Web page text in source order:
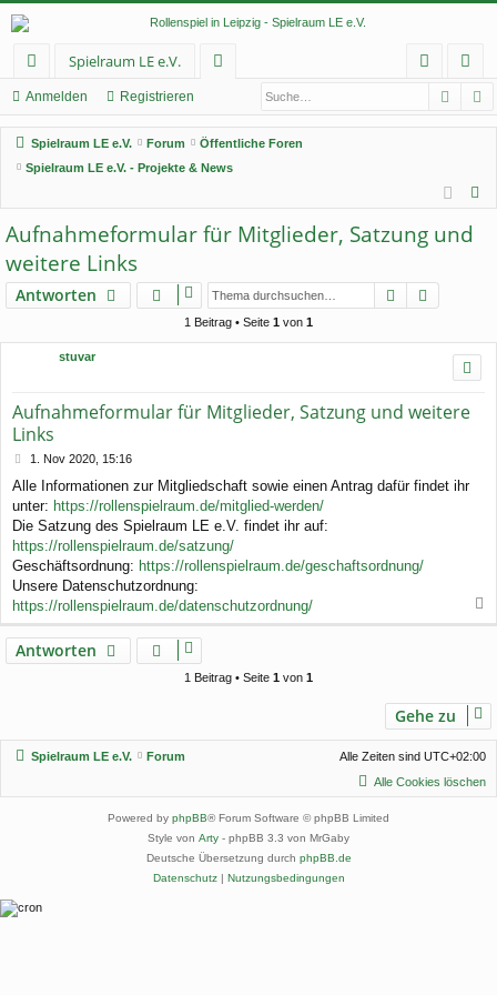
ch
ne
llz
rif
f
Spielraum LE e.V.
en
m
n
ist
re
n
Anmelden Registrieren
Spielraum LE e.V. Forum
Öffentliche Foren
Spielraum LE e.V. - Projekte & News
Aufnahmeformular für Mitglieder, Satzung und
weitere Links
Antworten Suche
1 Beitrag • Seite 1 von 1
stuvar
Aufnahmeformular für Mitglieder, Satzung und weitere
Links
B
i
t
r
a
g
1. Nov 2020, 15:16
Alle Informationen zur Mitgliedschaft sowie einen Antrag dafür findet ihr
unter: https://rollenspielraum.de/mitglied-werden/
Die Satzung des Spielraum LE e.V. findet ihr auf:
https://rollenspielraum.de/satzung/
Geschäftsordnung: https://rollenspielraum.de/geschaftsordnung/
Unsere Datenschutzordnung:
https://rollenspielraum.de/datenschutzordnung/
a
n
Antworten
1 Beitrag • Seite 1 von 1
Gehe zu
Spielraum LE e.V. Forum Alle Zeiten sind UTC+02:00
Alle Cookies löschen
Powered by phpBB® Forum Software © phpBB Limited
Style von Arty - phpBB 3.3 von MrGaby
Deutsche Übersetzung durch phpBB.de
Datenschutz| Nutzungsbedingungen